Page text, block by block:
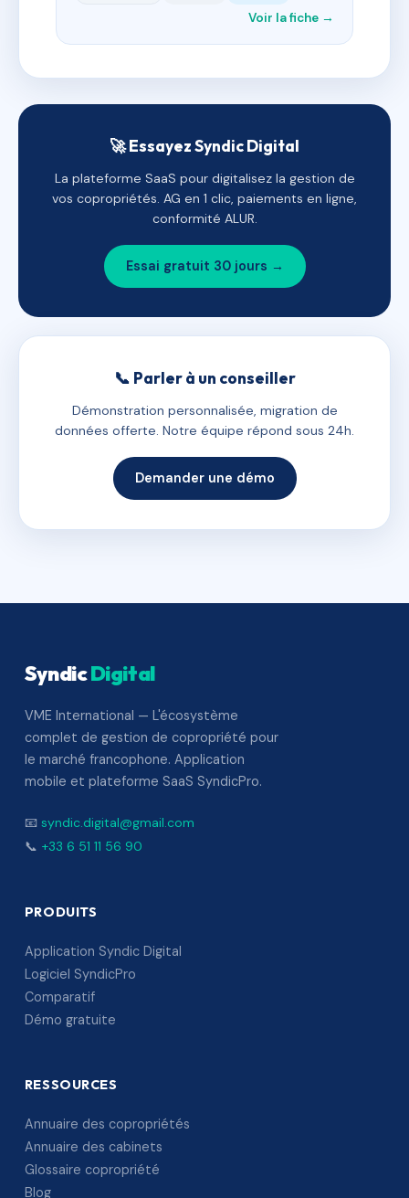
Voir la fiche →
🚀 Essayez Syndic Digital
La plateforme SaaS pour digitalisez la gestion de
vos copropriétés. AG en 1 clic, paiements en ligne,
conformité ALUR.
Essai gratuit 30 jours →
📞 Parler à un conseiller
Démonstration personnalisée, migration de
données offerte. Notre équipe répond sous 24h.
Demander une démo
SyndicDigital
VME International — L'écosystème
complet de gestion de copropriété pour
le marché francophone. Application
mobile et plateforme SaaS SyndicPro.
📧 syndic.digital@gmail.com
📞 +33 6 51 11 56 90
PRODUITS
Application Syndic Digital
Logiciel SyndicPro
Comparatif
Démo gratuite
RESSOURCES
Annuaire des copropriétés
Annuaire des cabinets
Glossaire copropriété
Blog